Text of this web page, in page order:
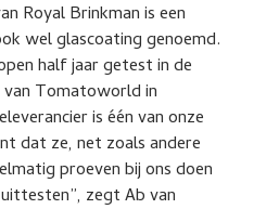
Royal Brinkman is een
wel glascoating genoemd.
half jaar getest in de
van Tomatoworld in
is één van onze
dat ze, net zoals andere
proeven bij ons doen
zegt Ab van